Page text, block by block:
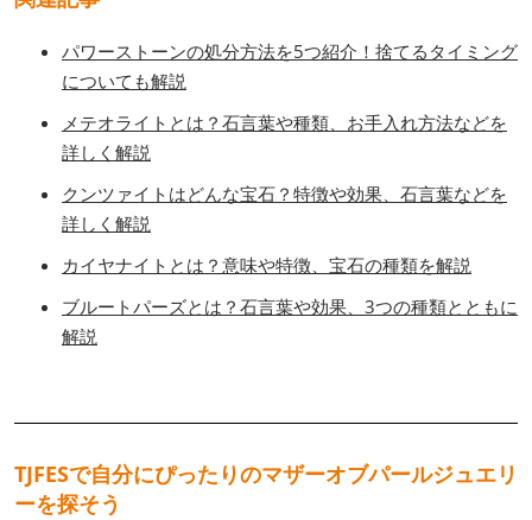
パワーストーンの処分方法を5つ紹介！捨てるタイミング
についても解説
メテオライトとは？石言葉や種類、お手入れ方法などを
詳しく解説
クンツァイトはどんな宝石？特徴や効果、石言葉などを
詳しく解説
カイヤナイトとは？意味や特徴、宝石の種類を解説
ブルートパーズとは？石言葉や効果、3つの種類とともに
解説
TJFESで自分にぴったりのマザーオブパールジュエリ
ーを探そう